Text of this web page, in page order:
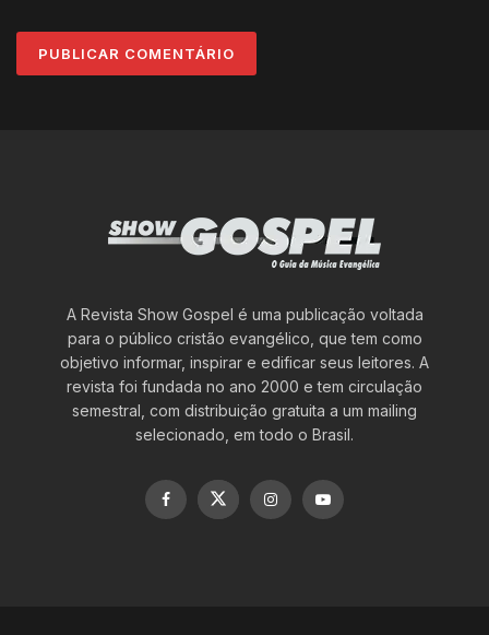
A Revista Show Gospel é uma publicação voltada
para o público cristão evangélico, que tem como
objetivo informar, inspirar e edificar seus leitores. A
revista foi fundada no ano 2000 e tem circulação
semestral, com distribuição gratuita a um mailing
selecionado, em todo o Brasil.